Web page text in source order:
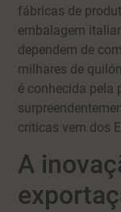
fábricas de
embalagem
dependem de
milhares de
é conhecida pela
críticas vem dos
A